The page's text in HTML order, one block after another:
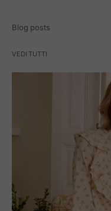
Blog posts
VEDI TUTTI